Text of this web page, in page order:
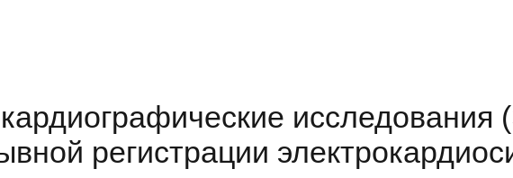
исследования
регистрации